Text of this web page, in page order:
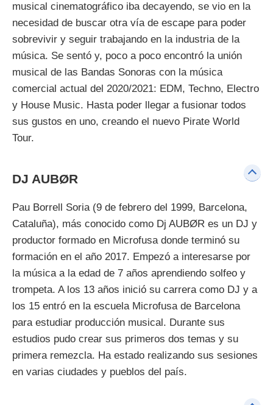
musical cinematográfico iba decayendo, se vio en la
necesidad de buscar otra vía de escape para poder
sobrevivir y seguir trabajando en la industria de la
música. Se sentó y, poco a poco encontró la unión
musical de las Bandas Sonoras con la música
comercial actual del 2020/2021: EDM, Techno, Electro
y House Music. Hasta poder llegar a fusionar todos
sus gustos en uno, creando el nuevo Pirate World
Tour.
DJ AUBØR
Pau Borrell Soria (9 de febrero del 1999, Barcelona,
Cataluña), más conocido como Dj AUBØR es un DJ y
productor formado en Microfusa donde terminó su
formación en el año 2017. Empezó a interesarse por
la música a la edad de 7 años aprendiendo solfeo y
trompeta. A los 13 años inició su carrera como DJ y a
los 15 entró en la escuela Microfusa de Barcelona
para estudiar producción musical. Durante sus
estudios pudo crear sus primeros dos temas y su
primera remezcla. Ha estado realizando sus sesiones
en varias ciudades y pueblos del país.